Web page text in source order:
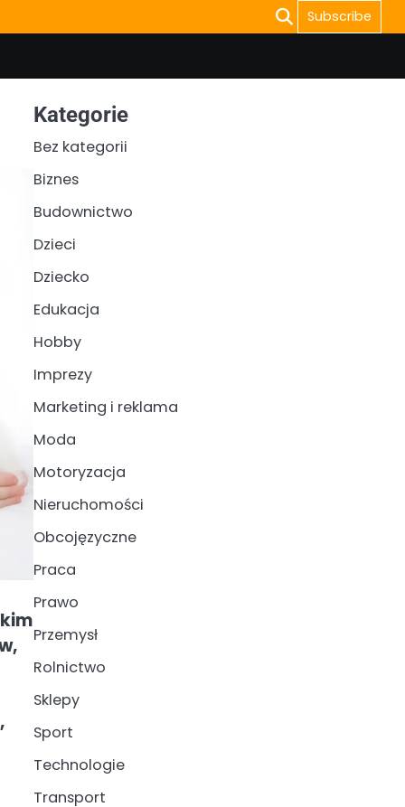
Subscribe
Kategorie
Bez kategorii
Biznes
Budownictwo
Dzieci
Dziecko
Edukacja
Hobby
Imprezy
Marketing i reklama
Moda
Motoryzacja
Nieruchomości
Obcojęzyczne
Praca
Prawo
Przemysł
Rolnictwo
Sklepy
Sport
Technologie
Transport